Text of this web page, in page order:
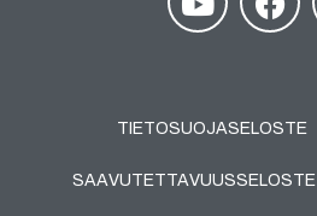
TIETOSUOJASELOSTE
SAAVUTETTAVUUSSELOSTE